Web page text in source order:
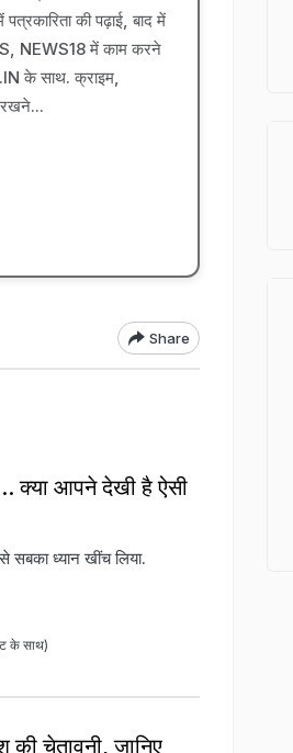
की पढ़ाई, बाद में
NEWS18 में काम करने
के साथ. क्राइम,
रखने...
Share
क्या आपने देखी है ऐसी
ध्यान खींच लिया.
के साथ)
की चेतावनी, जानिए